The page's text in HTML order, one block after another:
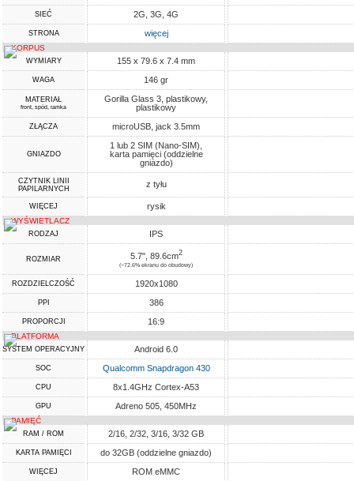
SIEĆ 2G, 3G, 4G
STRONA więcej
KORPUS
WYMIARY 155 x 79.6 x 7.4 mm
WAGA 146 gr
MATERIAŁ
front, spód, ramka
Gorilla Glass 3, plastikowy,
plastikowy
ZŁĄCZA microUSB, jack 3.5mm
GNIAZDO
1 lub 2 SIM (Nano-SIM),
karta pamięci (oddzielne
gniazdo)
CZYTNIK LINII
PAPILARNYCH
z tyłu
WIĘCEJ rysik
WYŚWIETLACZ
RODZAJ IPS
ROZMIAR 5.7", 89.6cm2
(~72.6% ekranu do obudowy)
ROZDZIELCZOŚĆ 1920x1080
PPI 386
PROPORCJI 16:9
PLATFORMA
SYSTEM OPERACYJNY Android 6.0
SOC Qualcomm Snapdragon 430
CPU 8x1.4GHz Cortex-A53
GPU Adreno 505, 450MHz
PAMIĘĆ
RAM / ROM 2/16, 2/32, 3/16, 3/32 GB
KARTA PAMIĘCI do 32GB (oddzielne gniazdo)
WIĘCEJ ROM eMMC